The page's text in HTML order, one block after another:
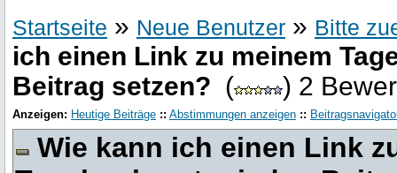
Startseite » Neue Benutzer » Bitte
ich einen Link zu meinem
Beitrag setzen? ( ) 2
Anzeigen: Heutige Beiträge :: Abstimmungen anzeigen ::
Wie kann ich einen Link